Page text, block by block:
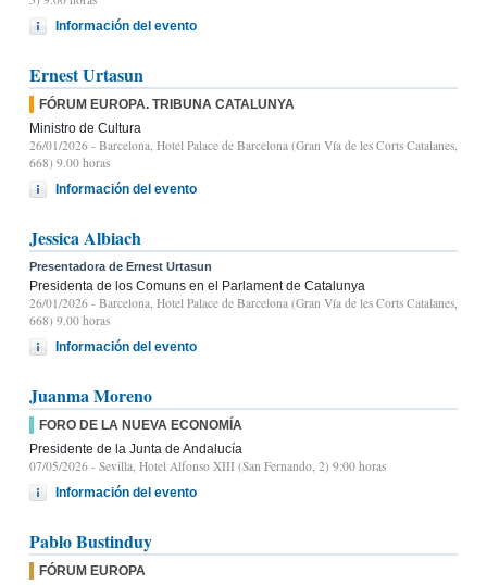
Información del evento
Ernest Urtasun
FÓRUM EUROPA. TRIBUNA CATALUNYA
Ministro de Cultura
26/01/2026 - Barcelona, Hotel Palace de Barcelona (Gran Vía de les Corts Catalanes,
668) 9.00 horas
Información del evento
Jessica Albiach
Presentadora de Ernest Urtasun
Presidenta de los Comuns en el Parlament de Catalunya
26/01/2026 - Barcelona, Hotel Palace de Barcelona (Gran Vía de les Corts Catalanes,
668) 9.00 horas
Información del evento
Juanma Moreno
FORO DE LA NUEVA ECONOMÍA
Presidente de la Junta de Andalucía
07/05/2026 - Sevilla, Hotel Alfonso XIII (San Fernando, 2) 9:00 horas
Información del evento
Pablo Bustinduy
FÓRUM EUROPA